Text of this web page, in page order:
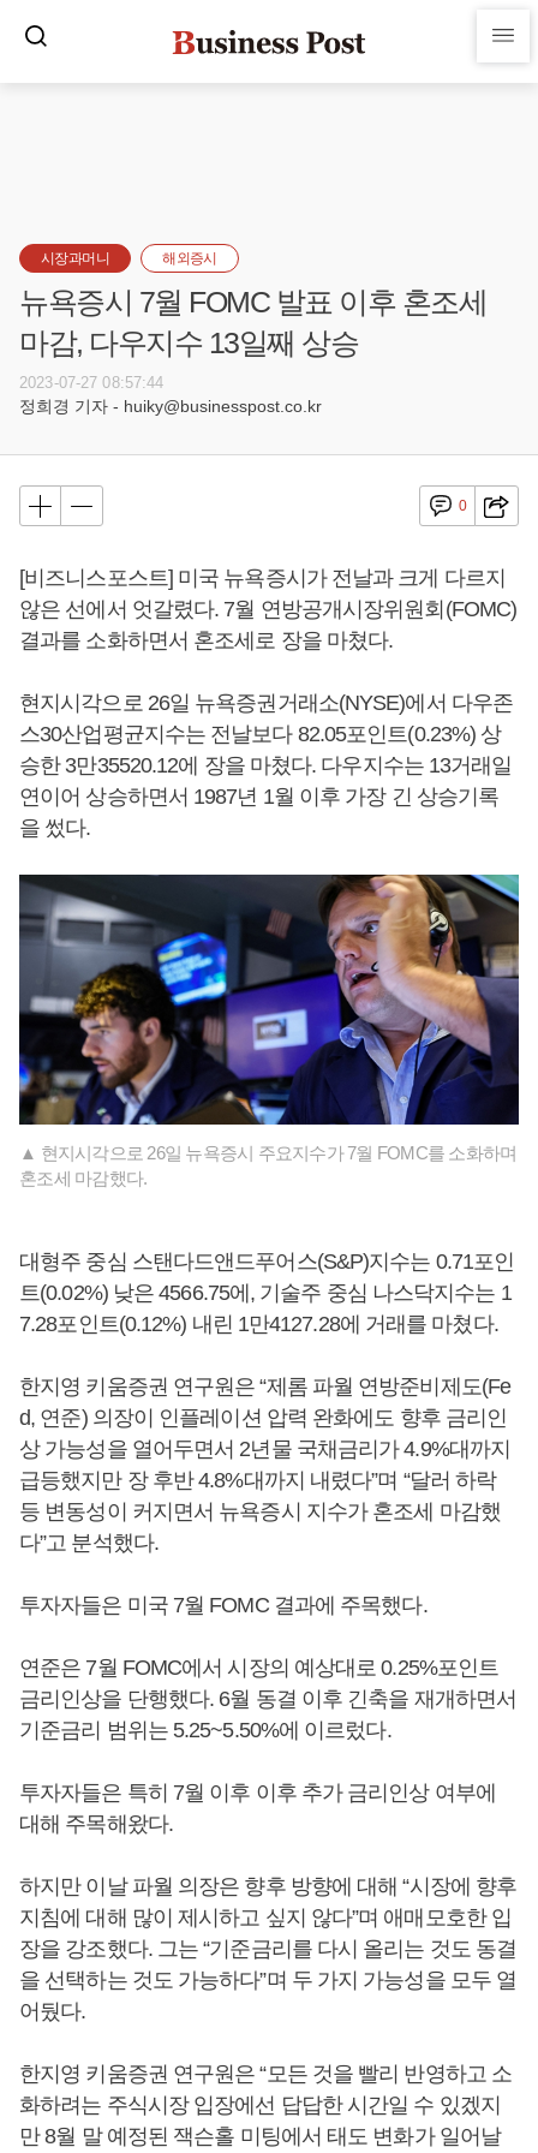
시장과머니 해외증시
뉴욕증시 7월 FOMC 발표 이후 혼조세
마감, 다우지수 13일째 상승
2023-07-27 08:57:44
정희경 기자 - huiky@businesspost.co.kr
0
[비즈니스포스트] 미국 뉴욕증시가 전날과 크게 다르지
않은 선에서 엇갈렸다. 7월 연방공개시장위원회(FOMC)
결과를 소화하면서 혼조세로 장을 마쳤다.
현지시각으로 26일 뉴욕증권거래소(NYSE)에서 다우존
스30산업평균지수는 전날보다 82.05포인트(0.23%) 상
승한 3만35520.12에 장을 마쳤다. 다우지수는 13거래일
연이어 상승하면서 1987년 1월 이후 가장 긴 상승기록
을 썼다.
▲ 현지시각으로 26일 뉴욕증시 주요지수가 7월 FOMC를 소화하며
혼조세 마감했다.
대형주 중심 스탠다드앤드푸어스(S&P)지수는 0.71포인
트(0.02%) 낮은 4566.75에, 기술주 중심 나스닥지수는 1
7.28포인트(0.12%) 내린 1만4127.28에 거래를 마쳤다.
한지영 키움증권 연구원은 “제롬 파월 연방준비제도(Fe
d, 연준) 의장이 인플레이션 압력 완화에도 향후 금리인
상 가능성을 열어두면서 2년물 국채금리가 4.9%대까지
급등했지만 장 후반 4.8%대까지 내렸다”며 “달러 하락
등 변동성이 커지면서 뉴욕증시 지수가 혼조세 마감했
다”고 분석했다.
투자자들은 미국 7월 FOMC 결과에 주목했다.
연준은 7월 FOMC에서 시장의 예상대로 0.25%포인트
금리인상을 단행했다. 6월 동결 이후 긴축을 재개하면서
기준금리 범위는 5.25~5.50%에 이르렀다.
투자자들은 특히 7월 이후 이후 추가 금리인상 여부에
대해 주목해왔다.
하지만 이날 파월 의장은 향후 방향에 대해 “시장에 향후
지침에 대해 많이 제시하고 싶지 않다”며 애매모호한 입
장을 강조했다. 그는 “기준금리를 다시 올리는 것도 동결
을 선택하는 것도 가능하다”며 두 가지 가능성을 모두 열
어뒀다.
한지영 키움증권 연구원은 “모든 것을 빨리 반영하고 소
화하려는 주식시장 입장에선 답답한 시간일 수 있겠지
만 8월 말 예정된 잭슨홀 미팅에서 태도 변화가 일어날